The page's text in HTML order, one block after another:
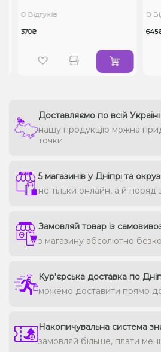
0 Відгуків
370₴
0
645₴
Доставляємо по всій Україні
нашу продукцію можна
точки
5 магазинів у Дніпрі та
не тільки онлайн, а й поряд
Замовляй товар із
з магазину абсолютно
Кур'єрська доставка по
можемо доставити прямо
Накопичувальна система
замовляй більше, плати